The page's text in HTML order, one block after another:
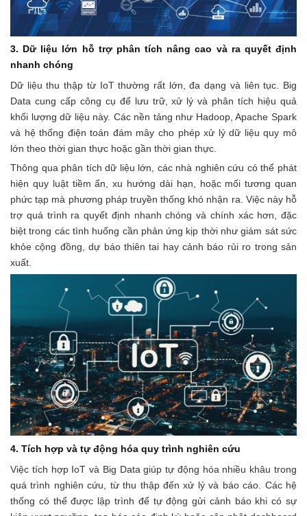
3. Dữ liệu lớn hỗ trợ phân tích nâng cao và ra quyết định
nhanh chóng
Dữ liệu thu thập từ IoT thường rất lớn, đa dạng và liên tục. Big
Data cung cấp công cụ để lưu trữ, xử lý và phân tích hiệu quả
khối lượng dữ liệu này. Các nền tảng như Hadoop, Apache Spark
và hệ thống điện toán đám mây cho phép xử lý dữ liệu quy mô
lớn theo thời gian thực hoặc gần thời gian thực.
Thông qua phân tích dữ liệu lớn, các nhà nghiên cứu có thể phát
hiện quy luật tiềm ẩn, xu hướng dài hạn, hoặc mối tương quan
phức tạp mà phương pháp truyền thống khó nhận ra. Việc này hỗ
trợ quá trình ra quyết định nhanh chóng và chính xác hơn, đặc
biệt trong các tình huống cần phản ứng kịp thời như giám sát sức
khỏe cộng đồng, dự báo thiên tai hay cảnh báo rủi ro trong sản
xuất.
4. Tích hợp và tự động hóa quy trình nghiên cứu
Việc tích hợp IoT và Big Data giúp tự động hóa nhiều khâu trong
quá trình nghiên cứu, từ thu thập đến xử lý và báo cáo. Các hệ
thống có thể được lập trình để tự động gửi cảnh báo khi có sự